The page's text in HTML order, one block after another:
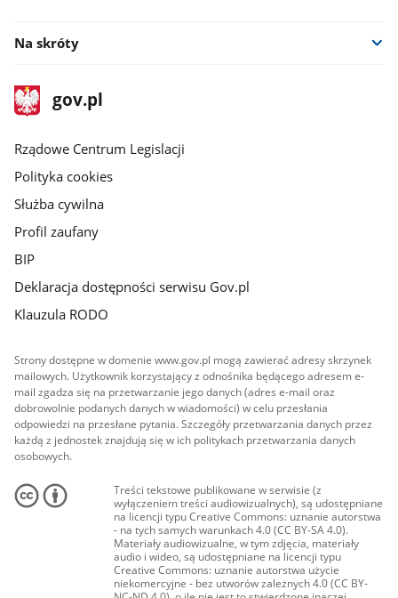
Na skróty
stopka
gov.plStrona
gov.pl
Rządowe Centrum Legislacji
Polityka cookies
Służba cywilna
Profil zaufany
BIP
Deklaracja dostępności serwisu Gov.pl
Klauzula RODO
Strony dostępne w domenie www.gov.pl mogą zawierać adresy skrzynek
mailowych. Użytkownik korzystający z odnośnika będącego adresem e-
mail zgadza się na przetwarzanie jego danych (adres e-mail oraz
dobrowolnie podanych danych w wiadomości) w celu przesłania
odpowiedzi na przesłane pytania. Szczegóły przetwarzania danych przez
każdą z jednostek znajdują się w ich politykach przetwarzania danych
osobowych.
Treści tekstowe publikowane w serwisie (z
wyłączeniem treści audiowizualnych), są udostępniane
na licencji typu Creative Commons: uznanie autorstwa
- na tych samych warunkach 4.0 (CC BY-SA 4.0).
Materiały audiowizualne, w tym zdjęcia, materiały
audio i wideo, są udostępniane na licencji typu
Creative Commons: uznanie autorstwa użycie
niekomercyjne - bez utworów zależnych 4.0 (CC BY-